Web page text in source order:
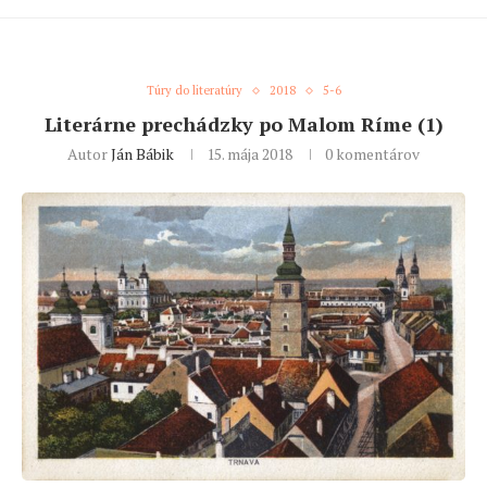
Túry do literatúry 2018 5-6
Literárne prechádzky po Malom Ríme (1)
AutorJán Bábik 15. mája 2018 0 komentárov